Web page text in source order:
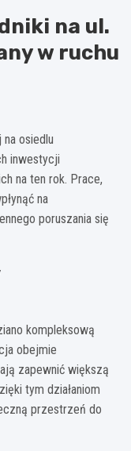
na ul.
w ruchu
osiedlu
inwestycji
na ten rok. Prace,
na
poruszania się
kompleksową
obejmie
zapewnić większą
tym działaniom
przestrzeń do